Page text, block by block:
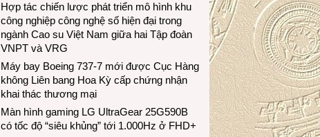
Hợp tác chiến lược phát triển mô hình khu
công nghiệp công nghệ số hiện đại trong
ngành Cao su Việt Nam giữa hai Tập đoàn
VNPT và VRG
Máy bay Boeing 737-7 mới được Cục Hàng
không Liên bang Hoa Kỳ cấp chứng nhận
khai thác thương mại
Màn hình gaming LG UltraGear 25G590B
có tốc độ “siêu khủng” tới 1.000Hz ở FHD+